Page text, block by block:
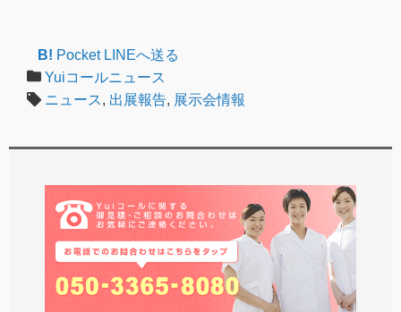
B! Pocket LINEへ送る
Yuiコールニュース
ニュース, 出展報告, 展示会情報